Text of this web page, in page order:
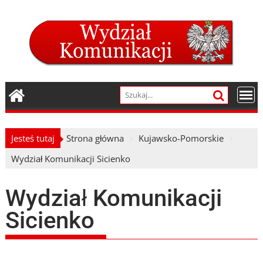
Jesteś tutaj Strona główna
Kujawsko-Pomorskie
Wydział Komunikacji Sicienko
Wydział Komunikacji
Sicienko